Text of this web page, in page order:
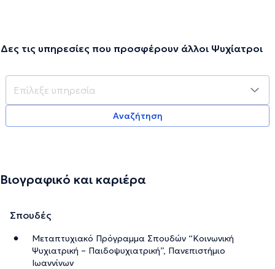
Δες τις υπηρεσίες που προσφέρουν άλλοι Ψυχίατροι
Αναζήτηση
Βιογραφικό και καριέρα
Σπουδές
Μεταπτυχιακό Πρόγραμμα Σπουδών “Κοινωνική
Ψυχιατρική – Παιδοψυχιατρική”, Πανεπιστήμιο
Ιωαννίνων